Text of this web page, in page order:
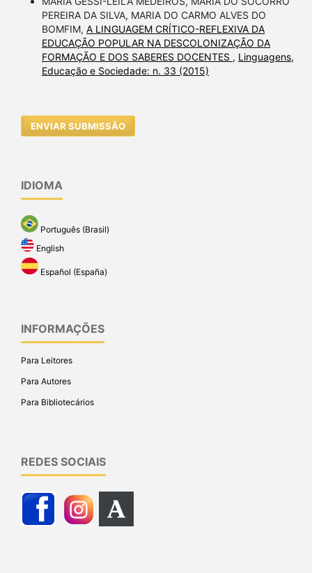
PEREIRA DA SILVA, MARIA DO CARMO ALVES DO
BOMFIM, A LINGUAGEM CRÍTICO-REFLEXIVA DA
EDUCAÇÃO POPULAR NA DESCOLONIZAÇÃO DA
FORMAÇÃO E DOS SABERES DOCENTES , Linguagens,
Educação e Sociedade: n. 33 (2015)
ENVIAR SUBMISSÃO
IDIOMA
Português (Brasil)
English
Español (España)
INFORMAÇÕES
Para Leitores
Para Autores
Para Bibliotecários
REDES SOCIAIS